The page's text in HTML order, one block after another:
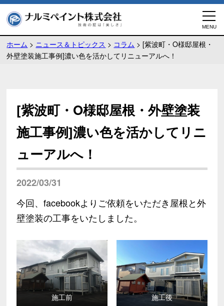
ホーム > ニュース＆トピックス > コラム >[紫波町・O様邸屋根・
外壁塗装施工事例]濃い色を活かしてリニューアルへ！
[紫波町・O様邸屋根・外壁塗装
施工事例]濃い色を活かしてリニ
ューアルへ！
2022/03/31
今回、facebookよりご依頼をいただき屋根と外
壁塗装の工事をいたしました。
施工前 施工後